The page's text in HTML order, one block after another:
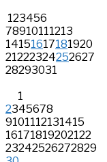
123456
78910111213
14151617181920
21222324252627
28293031
1
2345678
9101112131415
16171819202122
23242526272829